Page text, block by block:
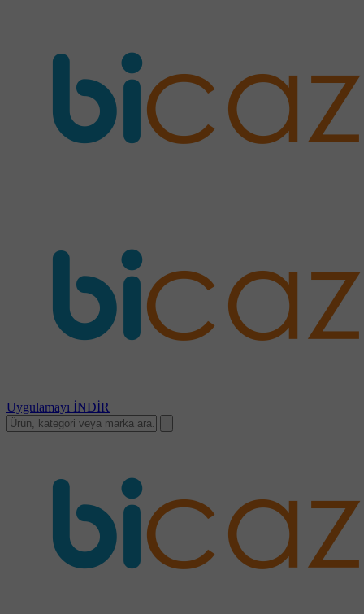
Uygulamayı İNDİR